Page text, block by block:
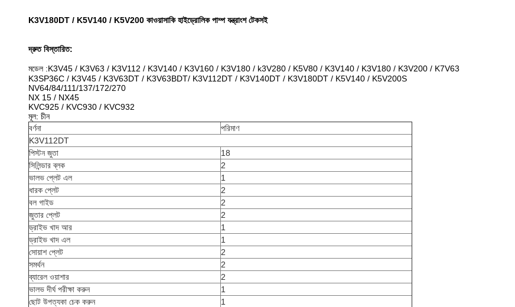
K3V180DT / K5V140 / K5V200 কাওয়াসাকি হাইড্রোলিক পাম্প যন্ত্রাংশ টেকসই
দ্রুত বিস্তারিত:
মডেল :K3V45 / K3V63 / K3V112 / K3V140 / K3V160 / K3V180 / k3V280 / K5V80 / K3V140 / K3V180 / K3V200 / K7V63
K3SP36C / K3V45 / K3V63DT / K3V63BDT/ K3V112DT / K3V140DT / K3V180DT / K5V140 / K5V200S
NV64/84/111/137/172/270
NX 15 / NX45
KVC925 / KVC930 / KVC932
মূল: চীন
বর্ণনা
পরিমাণ
K3V112DT
পিস্টন জুতা
18
সিলিন্ডার ব্লক
2
ভালভ প্লেট এল
1
ধারক প্লেট
2
বল গাইড
2
জুতার প্লেট
2
ড্রাইভ খাদ আর
1
ড্রাইভ খাদ এল
1
সোয়াশ প্লেট
2
সমর্থন
2
ব্যারেল ওয়াশার
2
ভালভ দীর্ঘ পরীক্ষা করুন
1
ছোট উপত্যকা চেক করুন
1